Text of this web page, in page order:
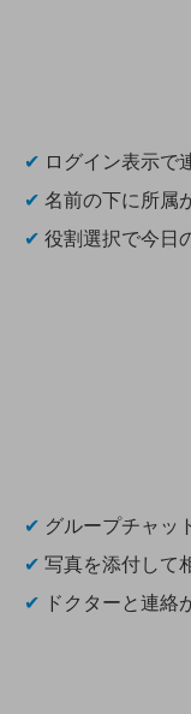
会社案内パンフレット
ニュースルーム
サステナビリティ
NTTドコモビジネスグ
✔ ログイン表示で
✔ 名前の下に所属
✔ 役割選択で今日
✔ グループチャッ
✔ 写真を添付して
✔ ドクターと連絡